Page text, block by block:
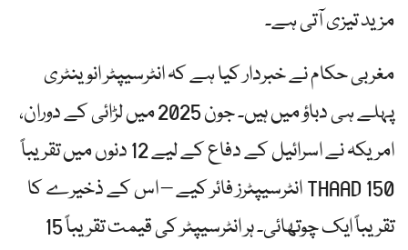
مزید تیزی آتی ہے۔
مغربی حکام نے خبردار کیا ہے کہ انٹرسیپٹر انوینٹری
پہلے ہی دباؤ میں ہیں۔ جون 2025 میں لڑائی کے دوران،
امریکہ نے اسرائیل کے دفاع کے لیے 12 دنوں میں تقریباً
150 THAAD انٹرسیپٹرز فائر کیے – اس کے ذخیرے کا
تقریباً ایک چوتھائی۔ ہر انٹرسیپٹر کی قیمت تقریباً 15